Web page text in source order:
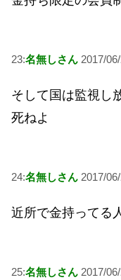
23:名無しさん 2017/
そして国は監視し
死ねよ
24:名無しさん 2017/
近所で金持ってる
25:名無しさん 2017/